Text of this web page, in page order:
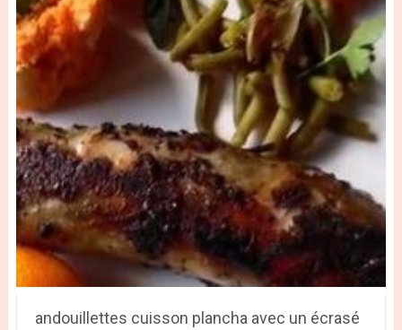
andouillettes cuisson plancha avec un écrasé